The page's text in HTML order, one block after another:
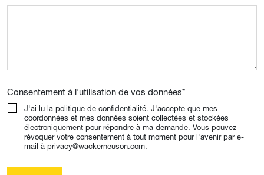
Consentement à l'utilisation de vos données*
J'ai lu la politique de confidentialité. J'accepte que mes
coordonnées et mes données soient collectées et stockées
électroniquement pour répondre à ma demande. Vous pouvez
révoquer votre consentement à tout moment pour l'avenir par e-
mail à privacy@wackerneuson.com.